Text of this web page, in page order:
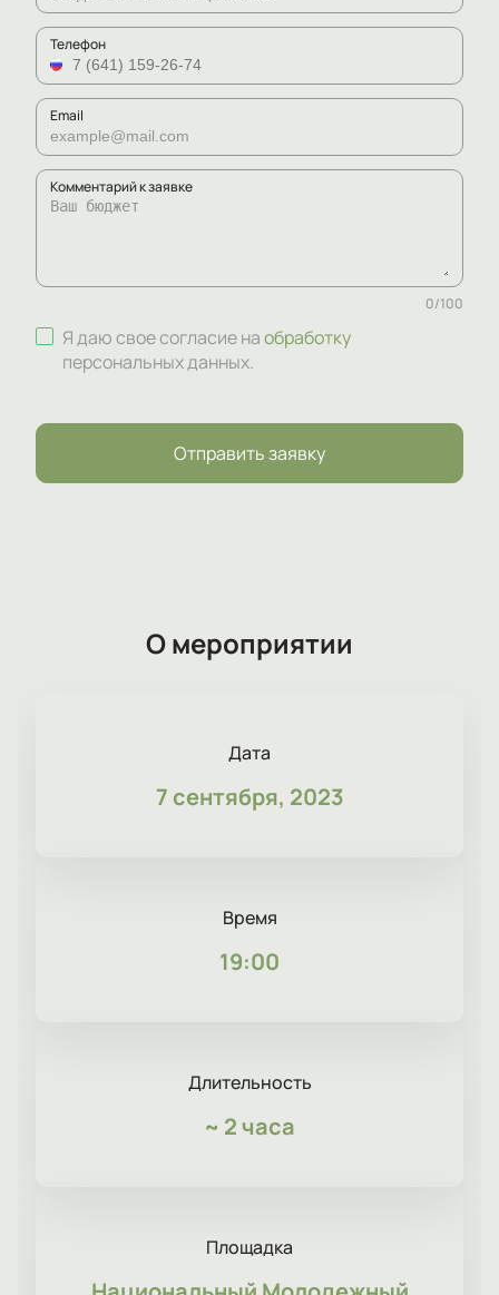
Телефон
Email
Комментарий к заявке
0/100
Я даю свое согласие наобработку
персональных данных.
Отправить заявку
О мероприятии
Дата
7 сентября, 2023
Время
19:00
Длительность
~ 2 часа
Площадка